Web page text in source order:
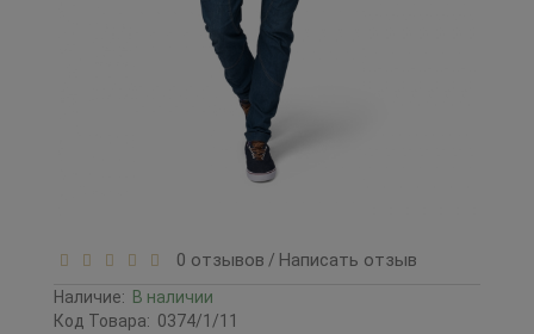
0 отзывов / Написать отзыв
Наличие: В наличии
Код Товара: 0374/1/11